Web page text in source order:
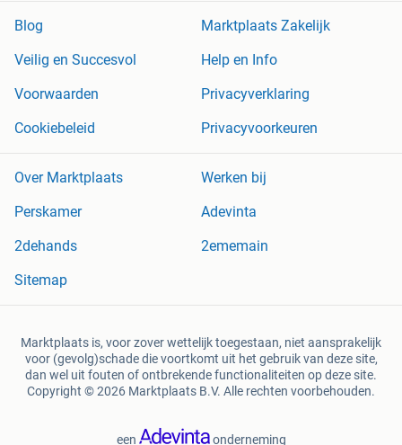
Blog
Marktplaats Zakelijk
Veilig en Succesvol
Help en Info
Voorwaarden
Privacyverklaring
Cookiebeleid
Privacyvoorkeuren
Over Marktplaats
Werken bij
Perskamer
Adevinta
2dehands
2ememain
Sitemap
Marktplaats is, voor zover wettelijk toegestaan, niet aansprakelijk
voor (gevolg)schade die voortkomt uit het gebruik van deze site,
dan wel uit fouten of ontbrekende functionaliteiten op deze site.
Copyright © 2026 Marktplaats B.V. Alle rechten voorbehouden.
een onderneming